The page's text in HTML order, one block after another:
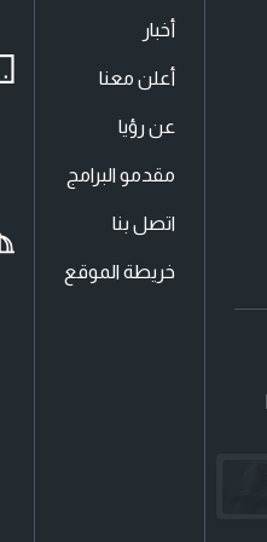
أخبار
أعلن معنا
عن رؤيا
مقدمو البرامج
اتصل بنا
خريطة الموقع